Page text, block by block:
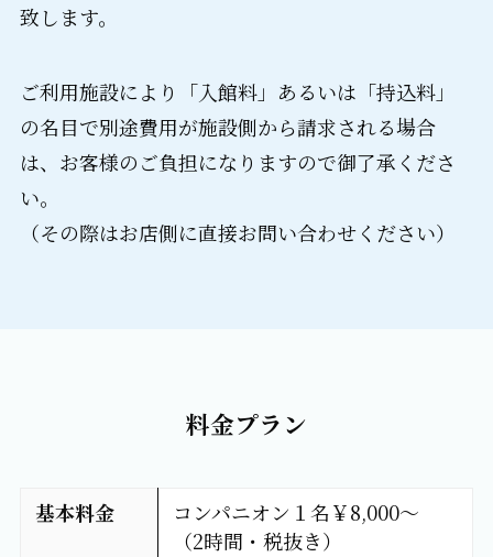
致します。
ご利用施設により「入館料」あるいは「持込料」
の名目で別途費用が施設側から請求される場合
は、お客様のご負担になりますので御了承くださ
い。
（その際はお店側に直接お問い合わせください）
料金プラン
基本料金
コンパニオン１名￥8,000～
（2時間・税抜き）